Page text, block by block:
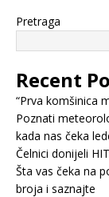
Pretraga
Recent
“Prva komšinica
Poznati
kada nas čeka
Čelnici donijeli
Šta vas čeka na
broja i saznajte